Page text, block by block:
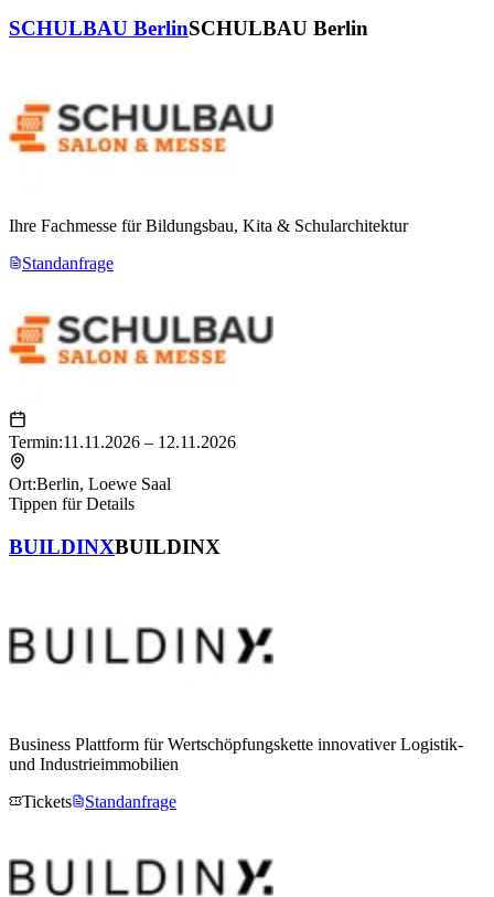
SCHULBAU BerlinSCHULBAU Berlin
Ihre Fachmesse für Bildungsbau, Kita & Schularchitektur
Standanfrage
Termin:11.11.2026 – 12.11.2026
Ort:Berlin, Loewe Saal
Tippen für Details
BUILDINXBUILDINX
Business Plattform für Wertschöpfungskette innovativer Logistik-
und Industrieimmobilien
Tickets
Standanfrage